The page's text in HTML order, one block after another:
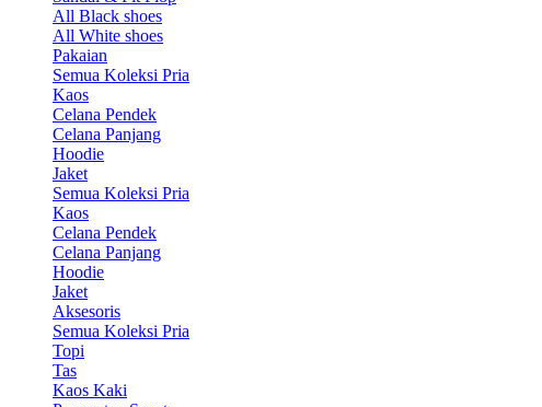
All Black shoes
All White shoes
Pakaian
Semua Koleksi Pria
Kaos
Celana Pendek
Celana Panjang
Hoodie
Jaket
Semua Koleksi Pria
Kaos
Celana Pendek
Celana Panjang
Hoodie
Jaket
Aksesoris
Semua Koleksi Pria
Topi
Tas
Kaos Kaki